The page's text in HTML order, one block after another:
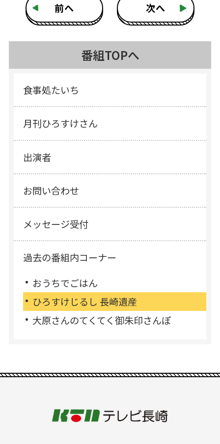
前へ 次へ
番組TOPへ
食事処たいち
月刊ひろすけさん
出演者
お問い合わせ
メッセージ受付
過去の番組内コーナー
おうちでごはん
ひろすけじるし 長崎遺産
大原さんのてくてく御朱印さんぽ